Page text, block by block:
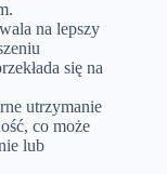
na lepszy
się na
utrzymanie
co może
lub